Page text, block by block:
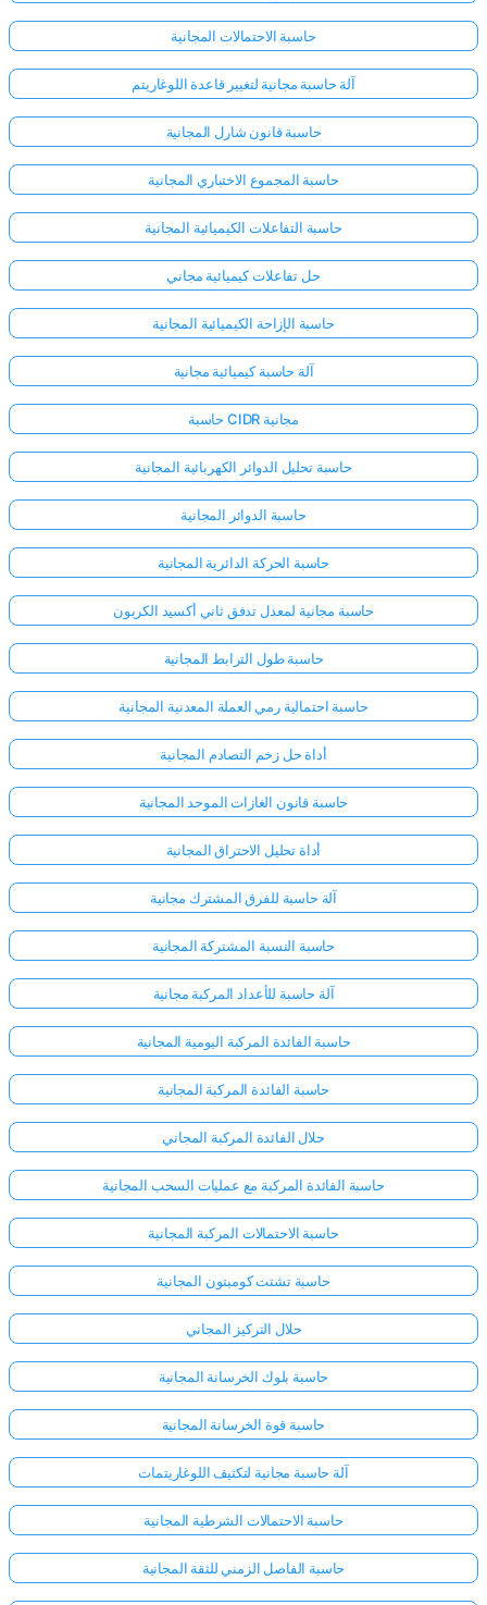
حاسبة الاحتمالات المجانية
آلة حاسبة مجانية لتغيير قاعدة اللوغاريتم
حاسبة قانون شارل المجانية
حاسبة المجموع الاختباري المجانية
حاسبة التفاعلات الكيميائية المجانية
حل تفاعلات كيميائية مجاني
حاسبة الإزاحة الكيميائية المجانية
آلة حاسبة كيميائية مجانية
حاسبة CIDR مجانية
حاسبة تحليل الدوائر الكهربائية المجانية
حاسبة الدوائر المجانية
حاسبة الحركة الدائرية المجانية
حاسبة مجانية لمعدل تدفق ثاني أكسيد الكربون
حاسبة طول الترابط المجانية
حاسبة احتمالية رمي العملة المعدنية المجانية
أداة حل زخم التصادم المجانية
حاسبة قانون الغازات الموحد المجانية
أداة تحليل الاحتراق المجانية
آلة حاسبة للفرق المشترك مجانية
حاسبة النسبة المشتركة المجانية
آلة حاسبة للأعداد المركبة مجانية
حاسبة الفائدة المركبة اليومية المجانية
حاسبة الفائدة المركبة المجانية
حلال الفائدة المركبة المجاني
حاسبة الفائدة المركبة مع عمليات السحب المجانية
حاسبة الاحتمالات المركبة المجانية
حاسبة تشتت كومبتون المجانية
حلال التركيز المجاني
حاسبة بلوك الخرسانة المجانية
حاسبة قوة الخرسانة المجانية
آلة حاسبة مجانية لتكثيف اللوغاريتمات
حاسبة الاحتمالات الشرطية المجانية
حاسبة الفاصل الزمني للثقة المجانية